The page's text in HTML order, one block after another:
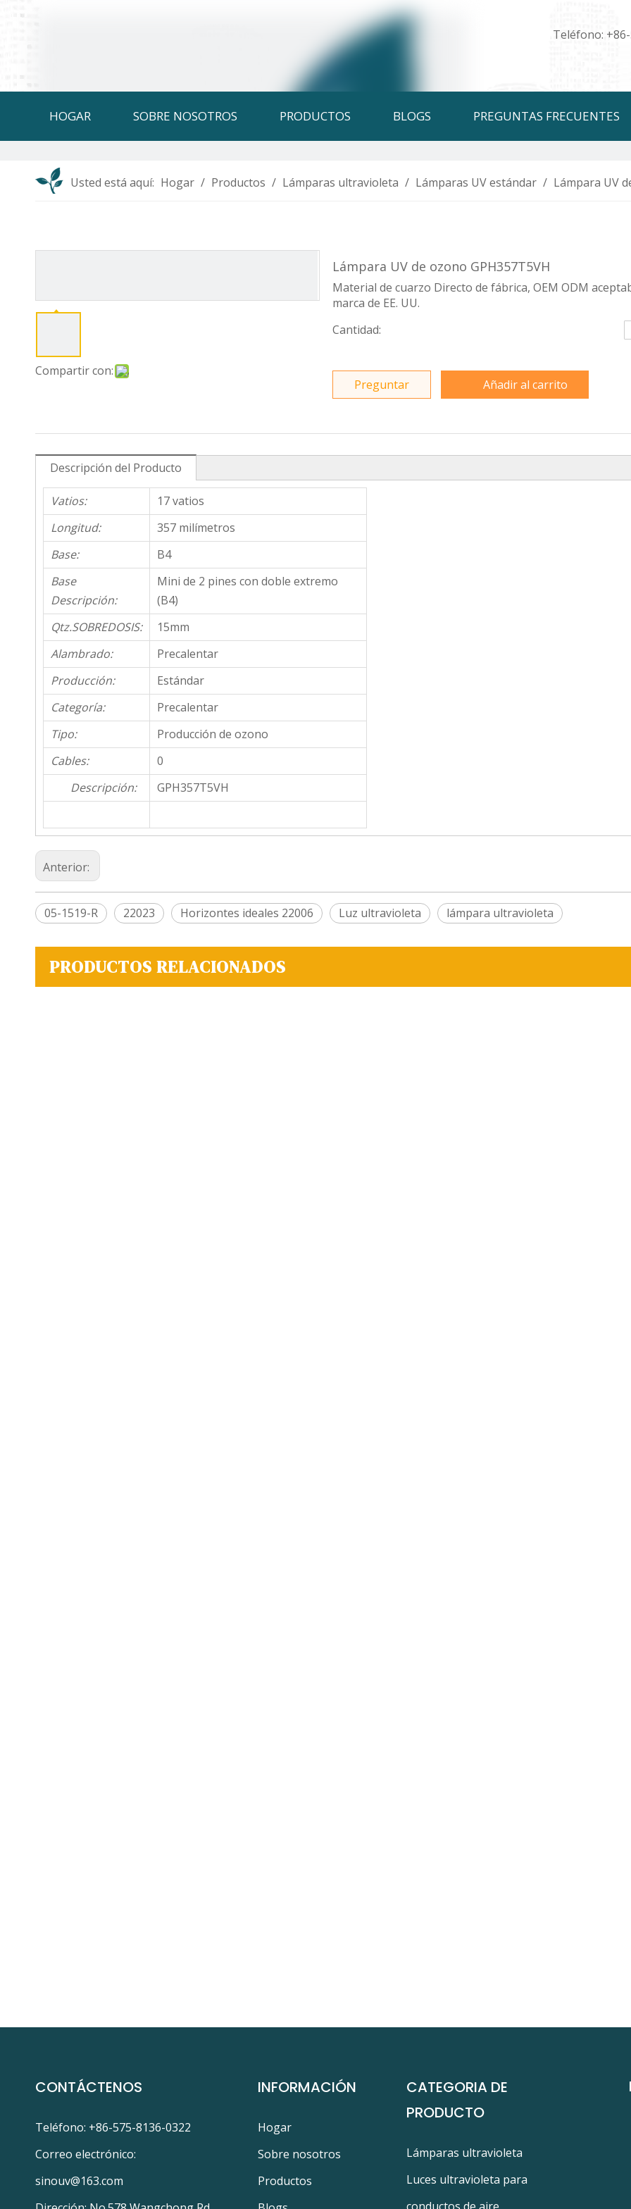
Teléfono:
HOGAR SOBRE NOSOTROS PRODUCTOS BLOGS PREGUNTAS FRECUENTES
Usted está aquí: Hogar / Productos / Lámparas ultravioleta / Lámparas UV estándar / Lámpara UV
Compartir con:
Lámpara UV de ozono GPH357T5VH
Material de cuarzo Directo de fábrica, OEM ODM
marca de EE. UU.
Cantidad:
Preguntar Añadir al carrito
Descripción del Producto
Vatios:
17 vatios
Longitud:
357 milímetros
Base:
B4
Base
Descripción:
Mini de 2 pines con doble extremo
(B4)
Qtz.SOBREDOSIS:
15mm
Alambrado:
Precalentar
Producción:
Estándar
Categoría:
Precalentar
Tipo:
Producción de ozono
Cables:
0
Descripción:
GPH357T5VH
Anterior:
05-1519-R 22023 Horizontes ideales 22006 Luz ultravioleta lámpara ultravioleta
PRODUCTOS RELACIONADOS
CONTÁCTENOS
Teléfono: +86-575-8136-0322
Correo electrónico:
sinouv@163.com
INFORMACIÓN
Hogar
Sobre nosotros
Productos
CATEGORIA DE
PRODUCTO
Lámparas ultravioleta
Luces ultravioleta para